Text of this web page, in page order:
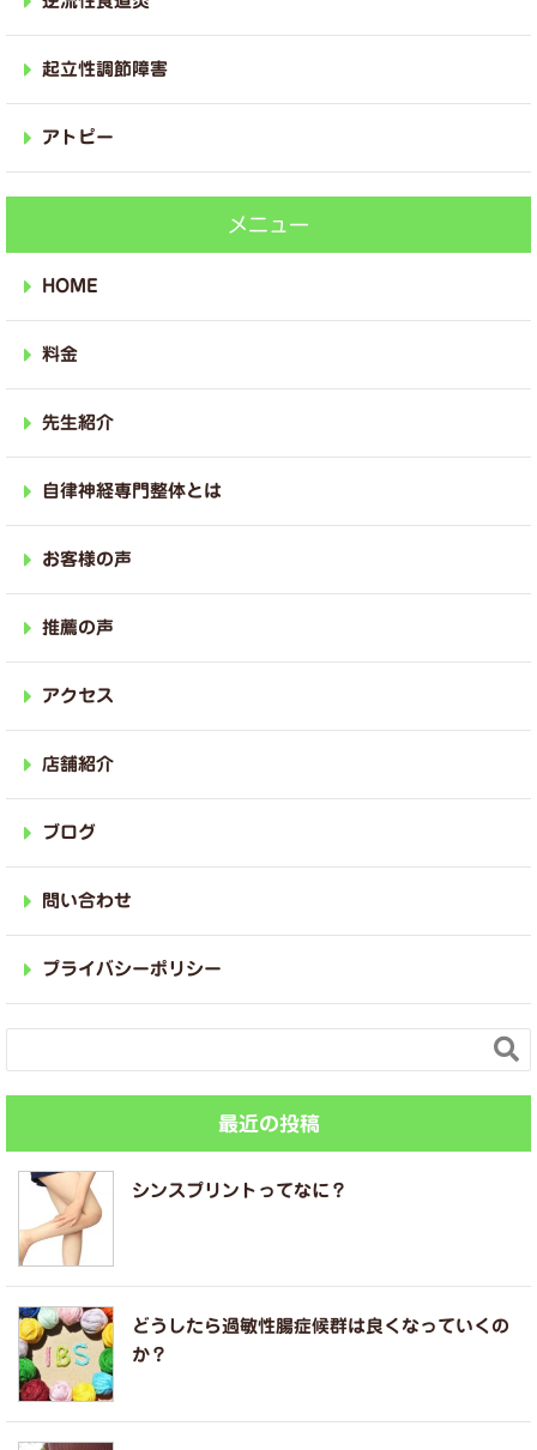
起立性調節障害
アトピー
メニュー
HOME
料金
先生紹介
自律神経専門整体とは
お客様の声
推薦の声
アクセス
店舗紹介
ブログ
問い合わせ
プライバシーポリシー

最近の投稿
シンスプリントってなに？
どうしたら過敏性腸症候群は良くなっていくの
か？